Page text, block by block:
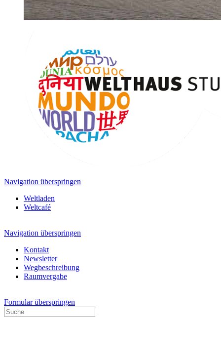
Navigation überspringen
Weltladen
Weltcafé
Navigation überspringen
Kontakt
Newsletter
Wegbeschreibung
Raumvergabe
Formular überspringen